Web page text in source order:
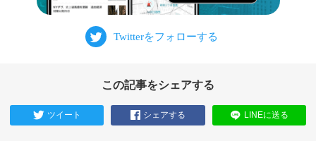
この記事をシェアする
ツイート シェアする LINEに送る